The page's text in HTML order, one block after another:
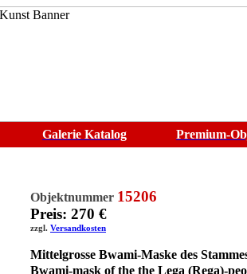
Galerie Katalog Premium-
Objektnummer 15206
Preis: 270 €
zzgl. Versandkosten
Mittelgrosse Bwami-Maske des
Bwami-mask of the the Lega (Rega)-